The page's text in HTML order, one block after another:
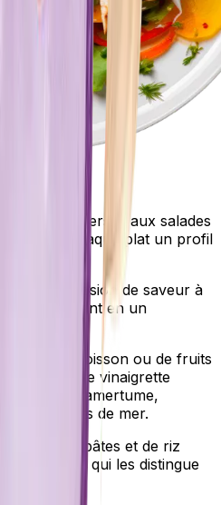
de la diversité aux salades
à chaque plat un profil
une explosion de saveur à
transformant en un
de poisson ou de fruits
dans notre vinaigrette
d'amertume,
de fruits de mer.
plats de pâtes et de riz
distinctive qui les distingue